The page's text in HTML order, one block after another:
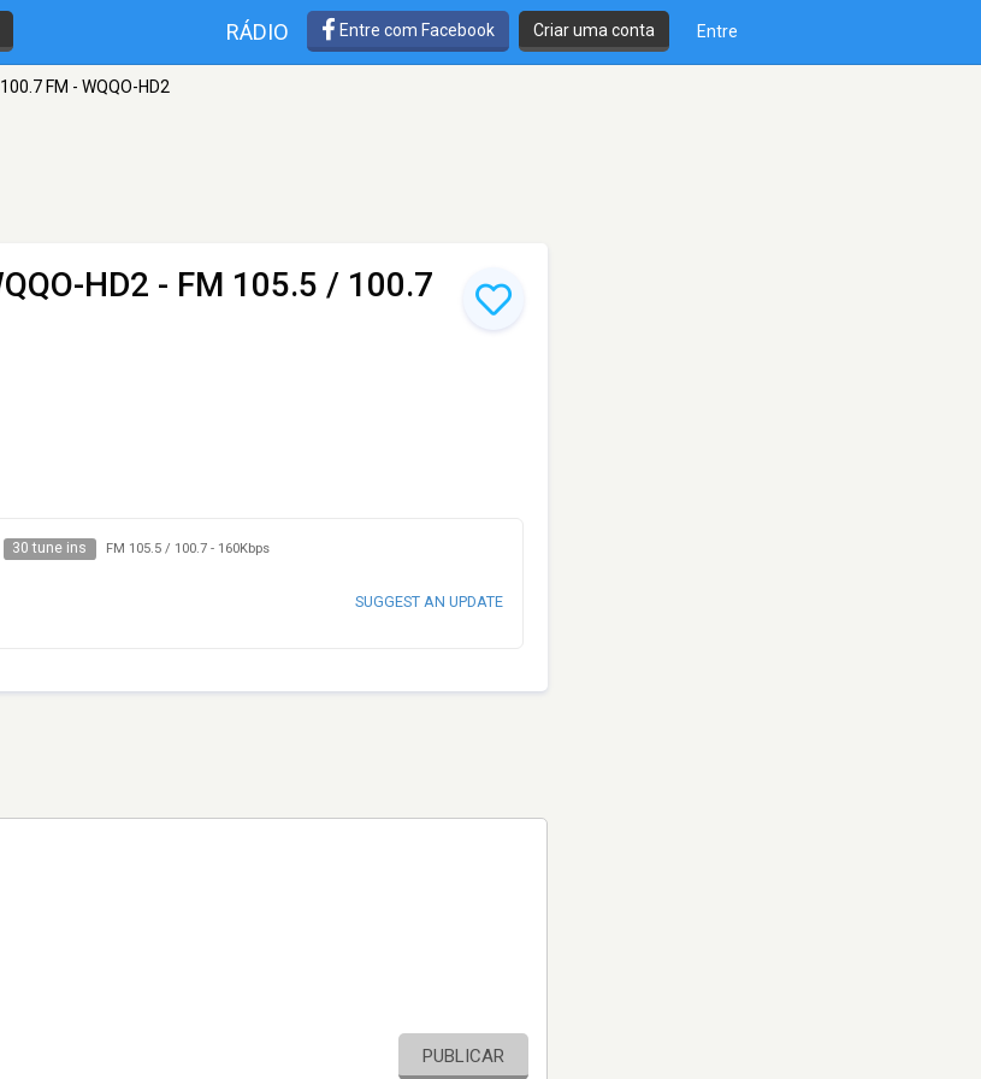
RÁDIO Entre com Facebook Criar uma conta Entre
FM - WQQO-HD2
HD2 - FM 105.5 / 100.7
30 tune ins FM 105.5 / 100.7- 160Kbps
SUGGEST AN UPDATE
PUBLICAR